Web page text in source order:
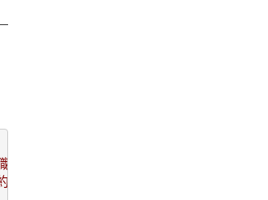
請，公司表示當初離職手續已完成，正
，目前也已向公司提出依民法第247條之1